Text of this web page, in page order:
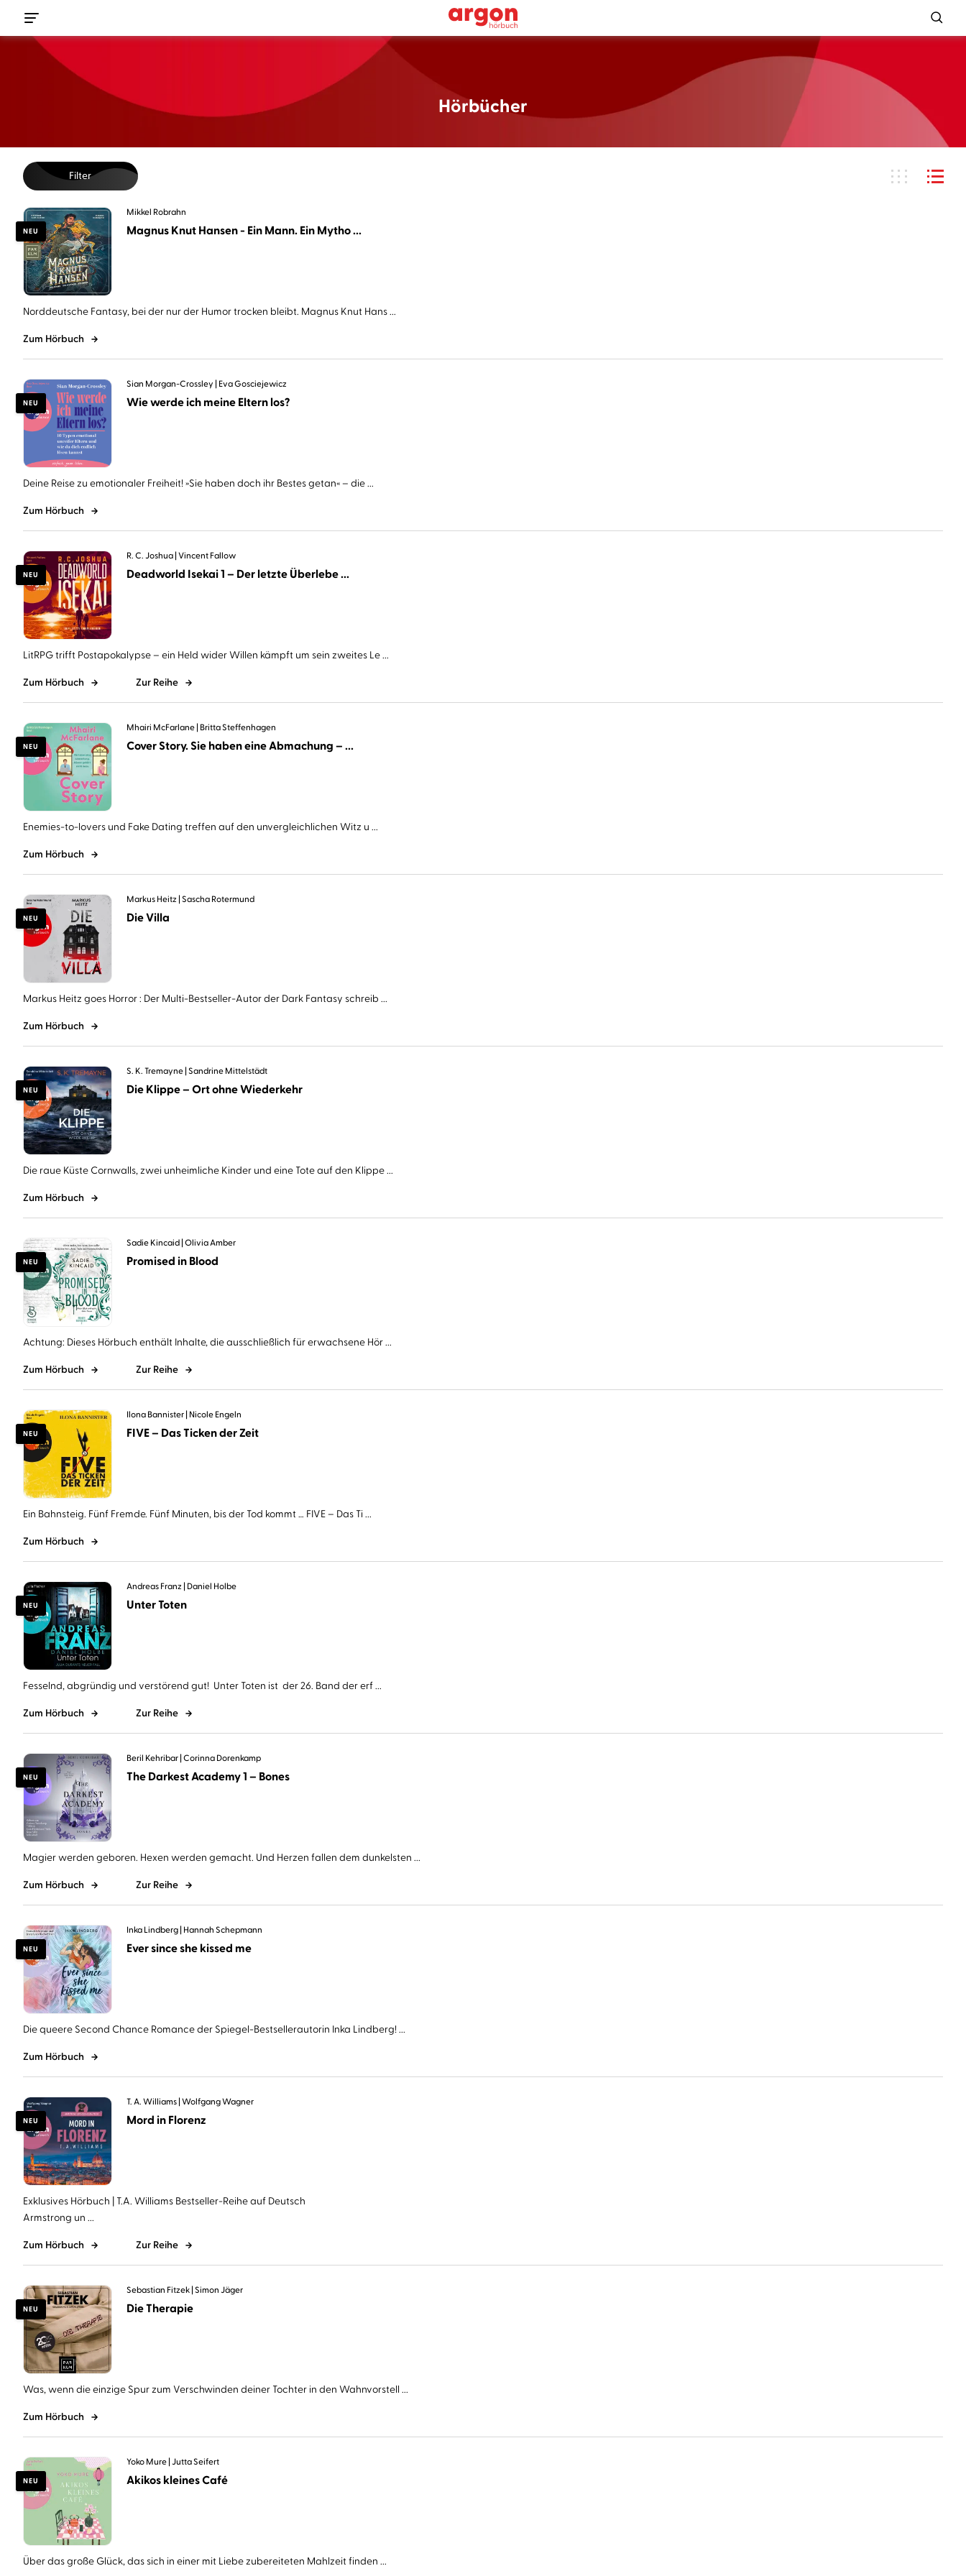
Hörbücher
Filter
NEU
Mikkel Robrahn
Magnus Knut Hansen - Ein Mann. Ein Mytho ...
Norddeutsche Fantasy, bei der nur der Humor trocken bleibt. Magnus Knut Hans ...
Zum Hörbuch
NEU
Sian Morgan-Crossley Eva Gosciejewicz
Wie werde ich meine Eltern los?
Deine Reise zu emotionaler Freiheit! »Sie haben doch ihr Bestes getan« – die ...
Zum Hörbuch
NEU
R. C. Joshua Vincent Fallow
Deadworld Isekai 1 – Der letzte Überlebe ...
LitRPG trifft Postapokalypse – ein Held wider Willen kämpft um sein zweites Le ...
Zum Hörbuch Zur Reihe
NEU
Mhairi McFarlane Britta Steffenhagen
Cover Story. Sie haben eine Abmachung – ...
Enemies-to-lovers und Fake Dating treffen auf den unvergleichlichen Witz u ...
Zum Hörbuch
NEU
Markus Heitz Sascha Rotermund
Die Villa
Markus Heitz goes Horror : Der Multi-Bestseller-Autor der Dark Fantasy schreib ...
Zum Hörbuch
NEU
S. K. Tremayne Sandrine Mittelstädt
Die Klippe – Ort ohne Wiederkehr
Die raue Küste Cornwalls, zwei unheimliche Kinder und eine Tote auf den Klippe ...
Zum Hörbuch
NEU
Sadie Kincaid Olivia Amber
Promised in Blood
Achtung: Dieses Hörbuch enthält Inhalte, die ausschließlich für erwachsene Hör ...
Zum Hörbuch Zur Reihe
NEU
Ilona Bannister Nicole Engeln
FIVE – Das Ticken der Zeit
Ein Bahnsteig. Fünf Fremde. Fünf Minuten, bis der Tod kommt … FIVE – Das Ti ...
Zum Hörbuch
NEU
Andreas Franz Daniel Holbe
Unter Toten
Fesselnd, abgründig und verstörend gut! Unter Toten ist der 26. Band der erf ...
Zum Hörbuch Zur Reihe
NEU
Beril Kehribar Corinna Dorenkamp
The Darkest Academy 1 – Bones
Magier werden geboren. Hexen werden gemacht. Und Herzen fallen dem dunkelsten ...
Zum Hörbuch Zur Reihe
NEU
Inka Lindberg Hannah Schepmann
Ever since she kissed me
Die queere Second Chance Romance der Spiegel-Bestsellerautorin Inka Lindberg! ...
Zum Hörbuch
NEU
T. A. Williams Wolfgang Wagner
Mord in Florenz
Exklusives Hörbuch | T.A. Williams Bestseller-Reihe auf Deutsch
Armstrong un ...
Zum Hörbuch Zur Reihe
NEU
Sebastian Fitzek Simon Jäger
Die Therapie
Was, wenn die einzige Spur zum Verschwinden deiner Tochter in den Wahnvorstell ...
Zum Hörbuch
NEU
Yoko Mure Jutta Seifert
Akikos kleines Café
Über das große Glück, das sich in einer mit Liebe zubereiteten Mahlzeit finden ...